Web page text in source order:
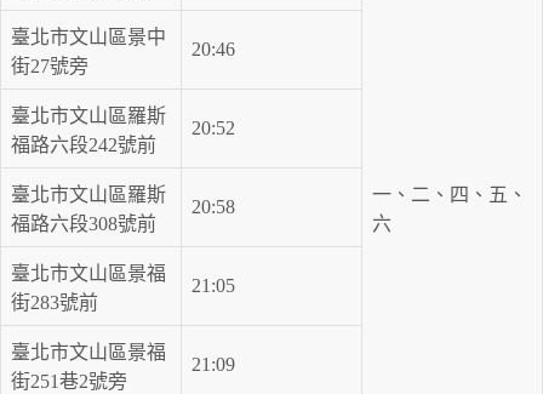
一、二、四、五、
六
臺北市文山區景中
街27號旁
20:46
臺北市文山區羅斯
福路六段242號前
20:52
臺北市文山區羅斯
福路六段308號前
20:58
臺北市文山區景福
街283號前
21:05
臺北市文山區景福
街251巷2號旁
21:09